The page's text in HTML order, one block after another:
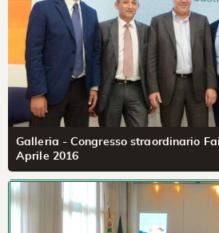
Galleria - Congresso straordinario
Aprile 2016